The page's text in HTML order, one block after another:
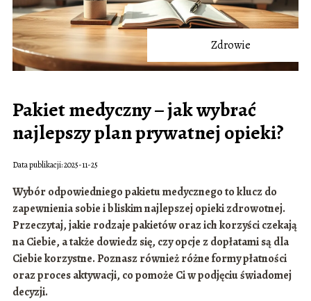
Zdrowie
Pakiet medyczny – jak wybrać
najlepszy plan prywatnej opieki?
Data publikacji: 2025-11-25
Wybór odpowiedniego pakietu medycznego to klucz do
zapewnienia sobie i bliskim najlepszej opieki zdrowotnej.
Przeczytaj, jakie rodzaje pakietów oraz ich korzyści czekają
na Ciebie, a także dowiedz się, czy opcje z dopłatami są dla
Ciebie korzystne. Poznasz również różne formy płatności
oraz proces aktywacji, co pomoże Ci w podjęciu świadomej
decyzji.